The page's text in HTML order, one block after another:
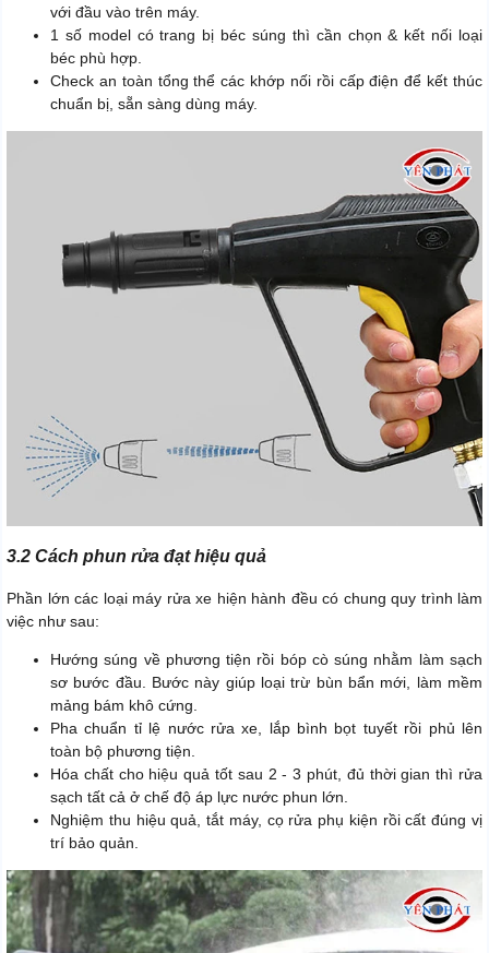
với đầu vào trên máy.
1 số model có trang bị béc súng thì cần chọn & kết nối loại
béc phù hợp.
Check an toàn tổng thể các khớp nối rồi cấp điện để kết thúc
chuẩn bị, sẵn sàng dùng máy.
3.2 Cách phun rửa đạt hiệu quả
Phần lớn các loại máy rửa xe hiện hành đều có chung quy trình làm
việc như sau:
Hướng súng về phương tiện rồi bóp cò súng nhằm làm sạch
sơ bước đầu. Bước này giúp loại trừ bùn bẩn mới, làm mềm
mảng bám khô cứng.
Pha chuẩn tỉ lệ nước rửa xe, lắp bình bọt tuyết rồi phủ lên
toàn bộ phương tiện.
Hóa chất cho hiệu quả tốt sau 2 - 3 phút, đủ thời gian thì rửa
sạch tất cả ở chế độ áp lực nước phun lớn.
Nghiệm thu hiệu quả, tắt máy, cọ rửa phụ kiện rồi cất đúng vị
trí bảo quản.